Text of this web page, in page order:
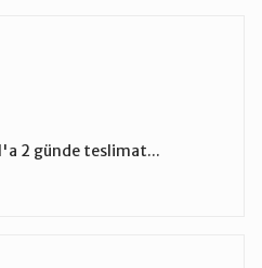
2 günde teslimat...